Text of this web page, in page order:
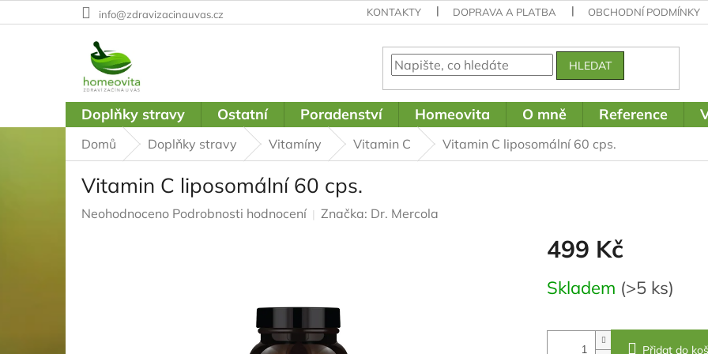
na
info@zdravizacinauvas.cz KONTAKTY DOPRAVA A PLATBA OBCHODNÍ PODMÍNKY
HLEDAT
Doplňky stravy Ostatní Poradenství Homeovita O mně Reference
Domů Doplňky stravy Vitamíny Vitamin C Vitamin C liposomální 60 cps.
Vitamin C liposomální 60 cps.
Průměrné
Neohodnoceno Podrobnosti hodnocení Značka: Dr. Mercola
499 Kč
Měrná
cena:
Skladem (>5 ks)
Přidat do